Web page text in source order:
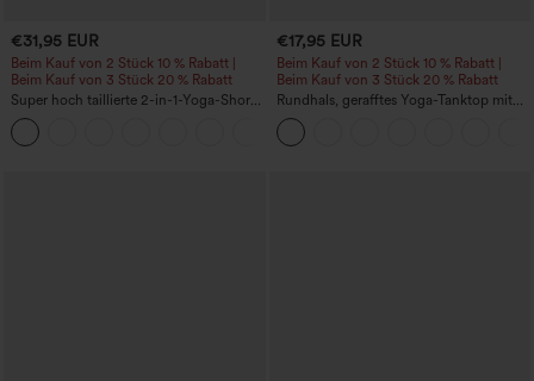
€31,95 EUR
Beim Kauf von 2 Stück 10 % Rabatt |
Beim Kauf von 3 Stück 20 % Rabatt
Super hoch taillierte 2-in-1-Yoga-Shorts
mit Gesäßtasche und Seitentasche-
längere Länge
€17,95 EUR
Beim Kauf von 2 Stück 10 % Rabatt |
Beim Kauf von 3 Stück 20 % Rabatt
Rundhals, gerafftes Yoga-Tanktop mit
Cool-Touch-Effekt – UPF50+